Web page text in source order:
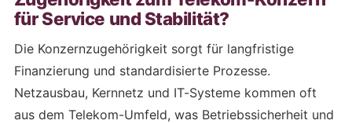
für Service und Stabilität?
Die Konzernzugehörigkeit sorgt für langfristige
Finanzierung und standardisierte Prozesse.
Netzausbau, Kernnetz und IT-Systeme kommen oft
aus dem Telekom-Umfeld, was Betriebssicherheit und